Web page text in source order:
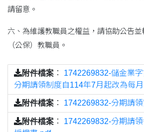
請留意。
六、為維護教職員之權益，請協助公告
（公保）教職員。
附件檔案 ： 1742269832-儲金業字
分期請領制度自114年7月起改為每
附件檔案 ： 1742269832-分期請
附件檔案 ： 1742269832-分期請